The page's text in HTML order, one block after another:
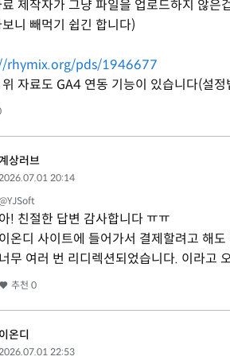
제작자가 그냥 파일을 업로드하지 않
니 빼먹기 쉽긴 합니다)
rhymix.org/pds/1946677
자료도 GA4 연동 기능이 있습니다(설
상러브
20:14
아! 친절한 답변 감사합니다 ㅠㅠ
이온디 사이트에 들어가서 결제할려고 해
너무 여러 번 리디렉션되었습니다. 이라고
추천 0
이온디
22:53